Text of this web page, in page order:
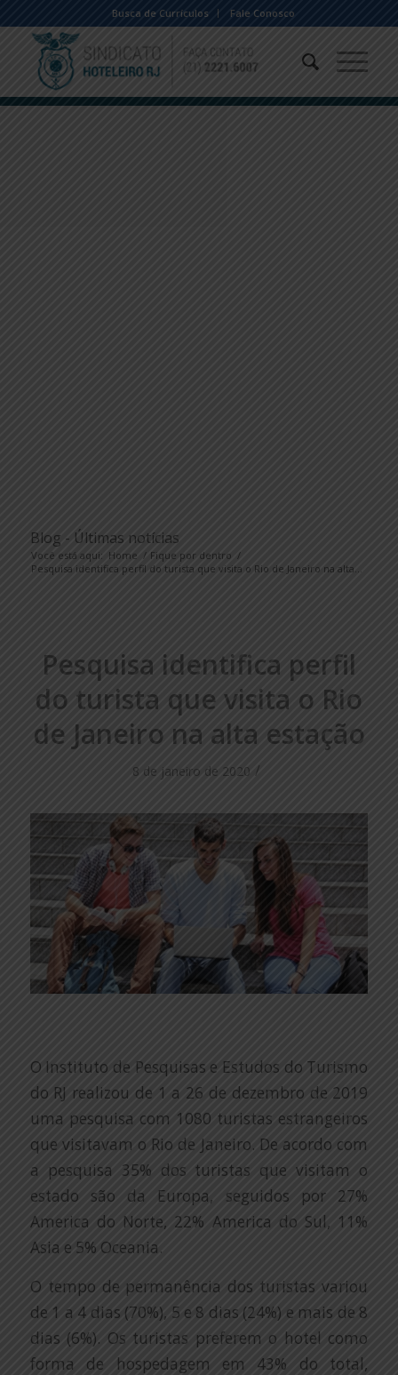
Busca de Currículos Fale Conosco
Blog - Últimas notícias
Você está aqui: Home / Fique por dentro /
Pesquisa identifica perfil do turista que visita o Rio de Janeiro na alta...
Pesquisa identifica perfil
do turista que visita o Rio
de Janeiro na alta estação
8 de janeiro de 2020 /
O Instituto de Pesquisas e Estudos do Turismo
do RJ realizou de 1 a 26 de dezembro de 2019
uma pesquisa com 1080 turistas estrangeiros
que visitavam o Rio de Janeiro. De acordo com
a pesquisa 35% dos turistas que visitam o
estado são da Europa, seguidos por 27%
America do Norte, 22% America do Sul, 11%
Asia e 5% Oceania.
O tempo de permanência dos turistas variou
de 1 a 4 dias (70%), 5 e 8 dias (24%) e mais de 8
dias (6%). Os turistas preferem o hotel como
forma de hospedagem em 43% do total,